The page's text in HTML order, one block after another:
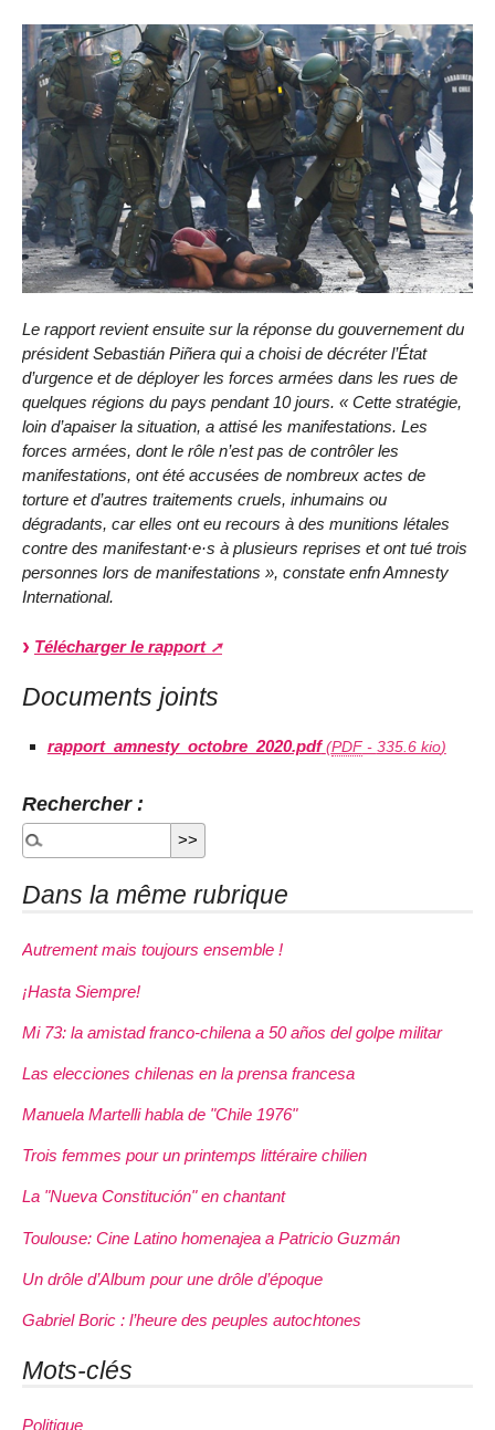
Le rapport revient ensuite sur la réponse du gouvernement du
président Sebastián Piñera qui a choisi de décréter l’État
d’urgence et de déployer les forces armées dans les rues de
quelques régions du pays pendant 10 jours. « Cette stratégie,
loin d’apaiser la situation, a attisé les manifestations. Les
forces armées, dont le rôle n’est pas de contrôler les
manifestations, ont été accusées de nombreux actes de
torture et d’autres traitements cruels, inhumains ou
dégradants, car elles ont eu recours à des munitions létales
contre des manifestant·e·s à plusieurs reprises et ont tué trois
personnes lors de manifestations », constate enfn Amnesty
International.
Télécharger le rapport
Documents joints
rapport_amnesty_octobre_2020.pdf (PDF- 335.6 kio)
Rechercher :
Dans la même rubrique
Autrement mais toujours ensemble !
¡Hasta Siempre!
Mi 73: la amistad franco-chilena a 50 años del golpe militar
Las elecciones chilenas en la prensa francesa
Manuela Martelli habla de "Chile 1976"
Trois femmes pour un printemps littéraire chilien
La "Nueva Constitución" en chantant
Toulouse: Cine Latino homenajea a Patricio Guzmán
Un drôle d’Album pour une drôle d’époque
Gabriel Boric : l’heure des peuples autochtones
Mots-clés
Politique